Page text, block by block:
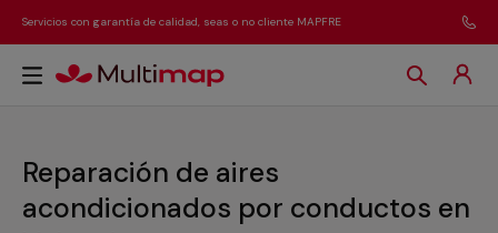
Servicios con garantía de calidad, seas o no cliente MAPFRE
Reparación de aires
acondicionados por conductos en